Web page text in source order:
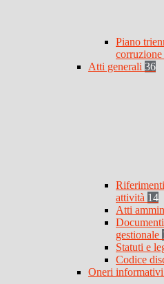
Piano
Atti generali 36
attività 14
Atti
gestionale
Statuti e
Codice
Oneri